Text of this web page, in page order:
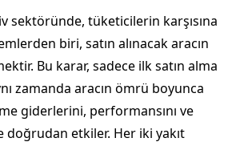
sektöründe, tüketicilerin karşısına
biri, satın alınacak aracın
Bu karar, sadece ilk satın alma
zamanda aracın ömrü boyunca
giderlerini, performansını ve
doğrudan etkiler. Her iki yakıt